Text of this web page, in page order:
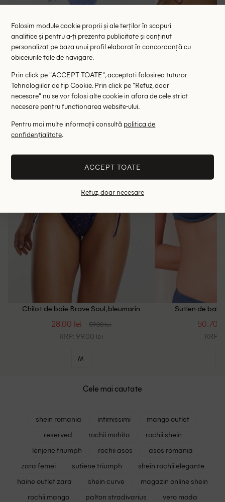
Sutien de baie Zara, albastru
45.00 lei
RRP: 89.00 lei
S
Altii au fost interesati de
- 53%
Chilot de baie Brave Soul, bleumarin
28.00 lei 59.00 lei
RRP: 99.00 lei
M
Sutien de baie
50.70
RRP:
Cele mai cautate
shein romania intimissimi
mango outlet
reserved
rochii mohito
rochii shein
lenjerie triumph
rochii asos
asos romania
zara femei
sutiene triumph
shein rochii elegante
haine outlet zara
shein curve
magazin online shein
rochii mango
palton stradivarius
vero moda
Folosim module cookie proprii și ale terților în scopuri
analitice și pentru a-ți prezenta publicitate și conținut
personalizat pe baza unui profil elaborat în concordanță cu
obiceiurile tale de navigare.
Prin click pe "ACCEPT TOATE", acceptati folosirea tuturor
Tehnologiilor de tip Cookie. Prin click pe "Refuz, doar
necesare" nu se vor folosi alte cookie in afara de cele strict
necesare pentru functionarea website-ului.
Pentru mai multe informații consultă politica de
confidențialitate.
ACCEPT TOATE
Refuz, doar necesare